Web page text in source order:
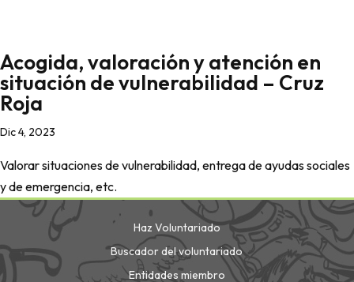
Acogida, valoración y atención en
situación de vulnerabilidad – Cruz
Roja
Dic 4, 2023
Valorar situaciones de vulnerabilidad, entrega de ayudas sociales
y de emergencia, etc.
Haz Voluntariado
Buscador del voluntariado
Entidades miembro